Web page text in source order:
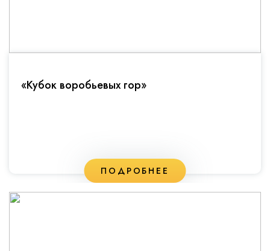
«Кубок воробьевых гор»
ПОДРОБНЕЕ